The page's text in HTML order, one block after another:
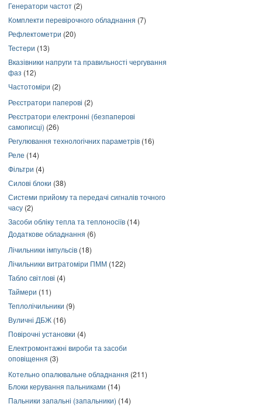
Генератори частот (2)
Комплекти перевірочного обладнання (7)
Рефлектометри (20)
Тестери (13)
Вказівники напруги та правильності чергування
фаз (12)
Частотоміри (2)
Реєстратори паперові (2)
Реєстратори електронні (безпаперові
самописці) (26)
Регулювання технологічних параметрів (16)
Реле (14)
Фільтри (4)
Силові блоки (38)
Системи прийому та передачі сигналів точного
часу (2)
Засоби обліку тепла та теплоносіїв (14)
Додаткове обладнання (6)
Лічильники імпульсів (18)
Лічильники витратоміри ПММ (122)
Табло світлові (4)
Таймери (11)
Теплолічильники (9)
Вуличні ДБЖ (16)
Повірочні установки (4)
Електромонтажні вироби та засоби
оповіщення (3)
Котельно опалювальне обладнання (211)
Блоки керування пальниками (14)
Пальники запальні (запальники) (14)